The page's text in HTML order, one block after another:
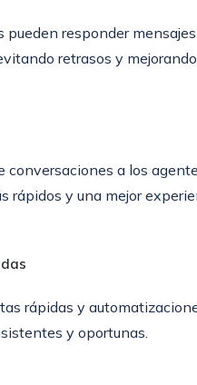
responder
retrasos y
a los
rápidos y una mejor
rápidas y
y oportunas.